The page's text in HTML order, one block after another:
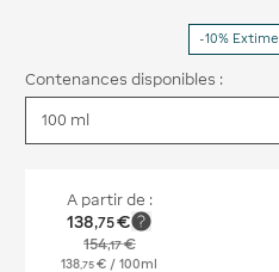
-10%
Contenances disponibles :
A partir de :
138,75€
154,17€
138 75 € / 100ml